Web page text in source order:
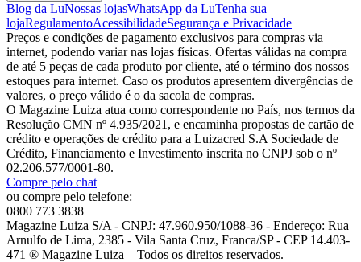
Blog da LuNossas lojasWhatsApp da LuTenha sua
lojaRegulamentoAcessibilidadeSegurança e Privacidade
Preços e condições de pagamento exclusivos para compras via
internet, podendo variar nas lojas físicas. Ofertas válidas na compra
de até 5 peças de cada produto por cliente, até o término dos nossos
estoques para internet. Caso os produtos apresentem divergências de
valores, o preço válido é o da sacola de compras.
O Magazine Luiza atua como correspondente no País, nos termos da
Resolução CMN nº 4.935/2021, e encaminha propostas de cartão de
crédito e operações de crédito para a Luizacred S.A Sociedade de
Crédito, Financiamento e Investimento inscrita no CNPJ sob o nº
02.206.577/0001-80.
Compre pelo chat
ou compre pelo telefone:
0800 773 3838
Magazine Luiza S/A - CNPJ: 47.960.950/1088-36 - Endereço: Rua
Arnulfo de Lima, 2385 - Vila Santa Cruz, Franca/SP - CEP 14.403-
471 ® Magazine Luiza – Todos os direitos reservados.